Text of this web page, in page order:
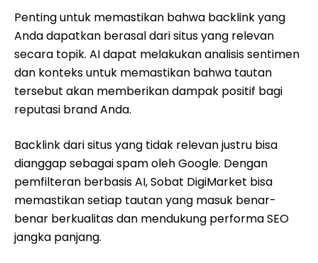
Penting untuk memastikan bahwa backlink yang
Anda dapatkan berasal dari situs yang relevan
secara topik. AI dapat melakukan analisis sentimen
dan konteks untuk memastikan bahwa tautan
tersebut akan memberikan dampak positif bagi
reputasi brand Anda.
Backlink dari situs yang tidak relevan justru bisa
dianggap sebagai spam oleh Google. Dengan
pemfilteran berbasis AI, Sobat DigiMarket bisa
memastikan setiap tautan yang masuk benar-
benar berkualitas dan mendukung performa SEO
jangka panjang.